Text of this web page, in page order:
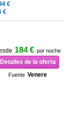
€
€
184 € por noche
Detalles de la oferta
Fuente Venere